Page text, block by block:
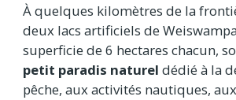
À quelques kilomètres de la
deux lacs artificiels de
superficie de 6 hectares chacun,
petit paradis naturel dédié à la
pêche, aux activités nautiques,